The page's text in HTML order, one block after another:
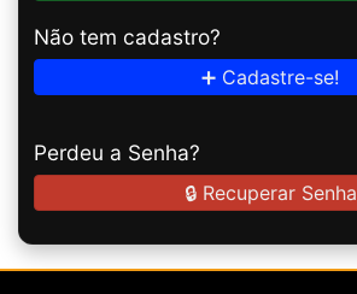
Não tem cadastro?
➕ Cadastre-se!
Perdeu a Senha?
🔒 Recuperar Senha